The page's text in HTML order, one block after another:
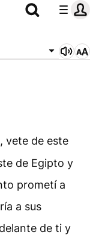
vete de este
de Egipto y
prometí a
a sus
de ti y